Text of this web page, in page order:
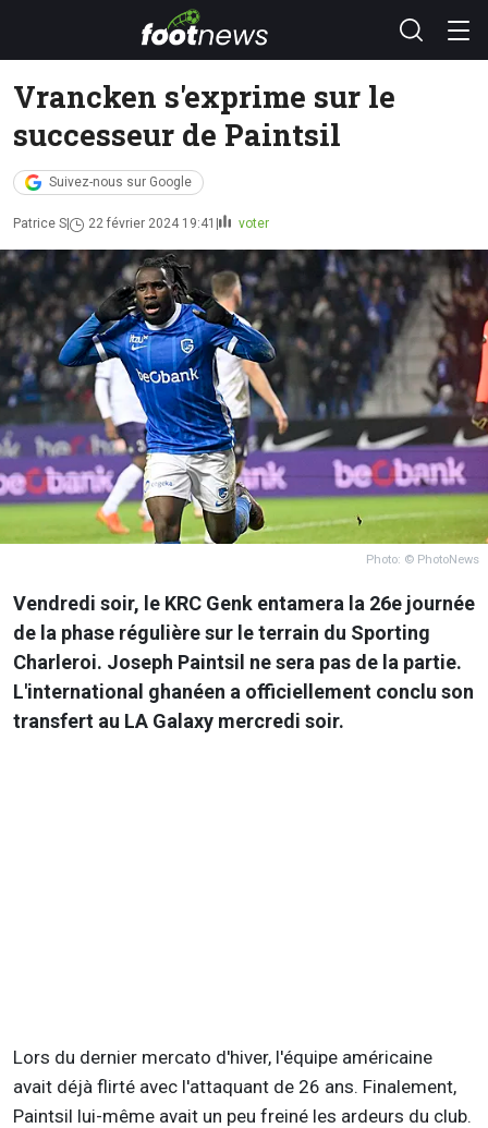
Vrancken s'exprime sur le
successeur de Paintsil
Suivez-nous sur Google
Patrice S 22 février 2024 19:41 voter
Photo: © PhotoNews
Vendredi soir, le KRC Genk entamera la 26e journée
de la phase régulière sur le terrain du Sporting
Charleroi. Joseph Paintsil ne sera pas de la partie.
L'international ghanéen a officiellement conclu son
transfert au LA Galaxy mercredi soir.
Lors du dernier mercato d'hiver, l'équipe américaine
avait déjà flirté avec l'attaquant de 26 ans. Finalement,
Paintsil lui-même avait un peu freiné les ardeurs du club.